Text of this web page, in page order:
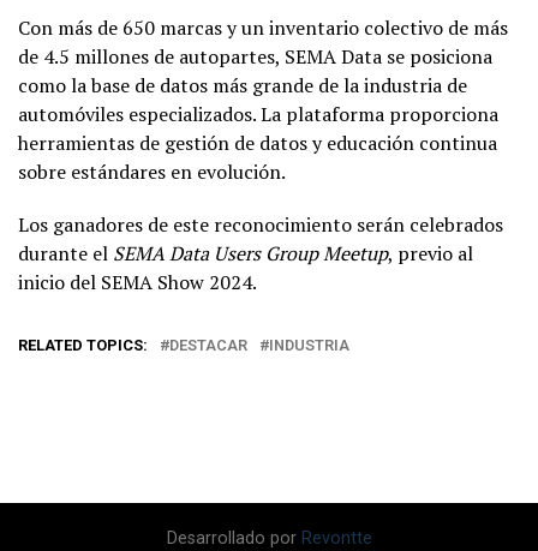
Con más de 650 marcas y un inventario colectivo de más
de 4.5 millones de autopartes, SEMA Data se posiciona
como la base de datos más grande de la industria de
automóviles especializados. La plataforma proporciona
herramientas de gestión de datos y educación continua
sobre estándares en evolución.
Los ganadores de este reconocimiento serán celebrados
durante el SEMA Data Users Group Meetup, previo al
inicio del SEMA Show 2024.
RELATED TOPICS: DESTACAR INDUSTRIA
Desarrollado por Revontte